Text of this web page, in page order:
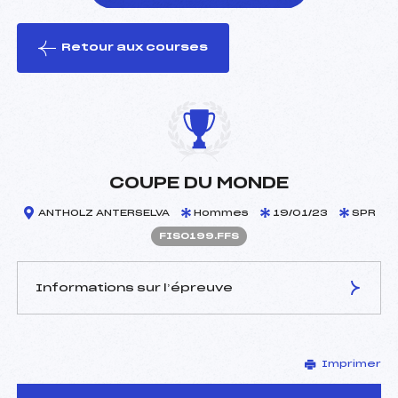
le ski
Retour aux courses
COUPE DU MONDE
ANTHOLZ ANTERSELVA Hommes 19/01/23 SPR
FIS0199.FFS
Informations sur l’épreuve
–
D.T Adjoint :
–
Imprimer